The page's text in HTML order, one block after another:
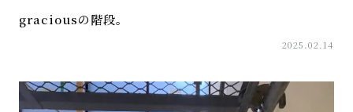
graciousの階段。
2025.02.14